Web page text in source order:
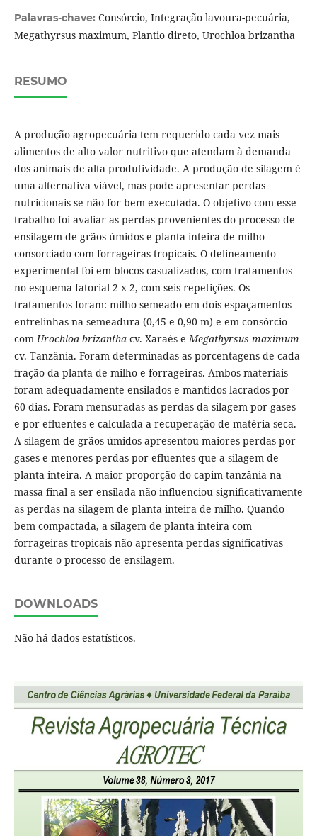
Palavras-chave: Consórcio, Integração lavoura-pecuária,
Megathyrsus maximum, Plantio direto, Urochloa brizantha
RESUMO
A produção agropecuária tem requerido cada vez mais
alimentos de alto valor nutritivo que atendam à demanda
dos animais de alta produtividade. A produção de silagem é
uma alternativa viável, mas pode apresentar perdas
nutricionais se não for bem executada. O objetivo com esse
trabalho foi avaliar as perdas provenientes do processo de
ensilagem de grãos úmidos e planta inteira de milho
consorciado com forrageiras tropicais. O delineamento
experimental foi em blocos casualizados, com tratamentos
no esquema fatorial 2 x 2, com seis repetições. Os
tratamentos foram: milho semeado em dois espaçamentos
entrelinhas na semeadura (0,45 e 0,90 m) e em consórcio
com Urochloa brizanthacv. Xaraés eMegathyrsus maximum
cv. Tanzânia. Foram determinadas as porcentagens de cada
fração da planta de milho e forrageiras. Ambos materiais
foram adequadamente ensilados e mantidos lacrados por
60 dias. Foram mensuradas as perdas da silagem por gases
e por efluentes e calculada a recuperação de matéria seca.
A silagem de grãos úmidos apresentou maiores perdas por
gases e menores perdas por efluentes que a silagem de
planta inteira. A maior proporção do capim-tanzânia na
massa final a ser ensilada não influenciou significativamente
as perdas na silagem de planta inteira de milho. Quando
bem compactada, a silagem de planta inteira com
forrageiras tropicais não apresenta perdas significativas
durante o processo de ensilagem.
DOWNLOADS
Não há dados estatísticos.